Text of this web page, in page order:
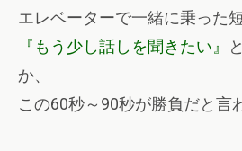
エレベーターで一緒に乗った
『もう少し話しを聞きたい』
か、
この60秒～90秒が勝負だと言